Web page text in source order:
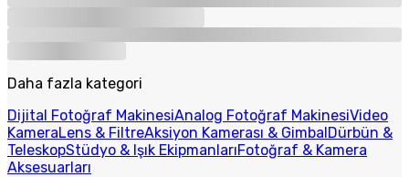
Daha fazla kategori
Dijital Fotoğraf MakinesiAnalog Fotoğraf MakinesiVideo
KameraLens & FiltreAksiyon Kamerası & GimbalDürbün &
TeleskopStüdyo & Işık EkipmanlarıFotoğraf & Kamera
Aksesuarları